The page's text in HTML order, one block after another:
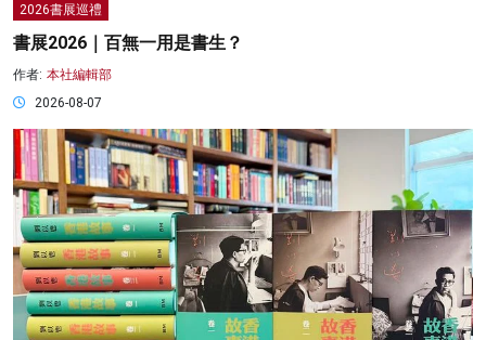
2026書展巡禮
書展2026｜百無一用是書生？
作者: 本社編輯部
2026-08-07